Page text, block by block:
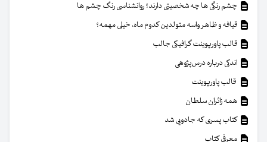
چشم رنگی ها چه شخصیتی دارند؟ روانشناسی رنگ چشم ها
قیافه و ظاهر واسه متولدین کدوم ماه، خیلی مهمه؟
قالب پاورپوینت گرافیکی جالب
اندکی درباره درس‌پژوهی
قالب پاورپوینت
همه زائران سلطان
کتاب پسری که جادویی شد
معرفی کتاب